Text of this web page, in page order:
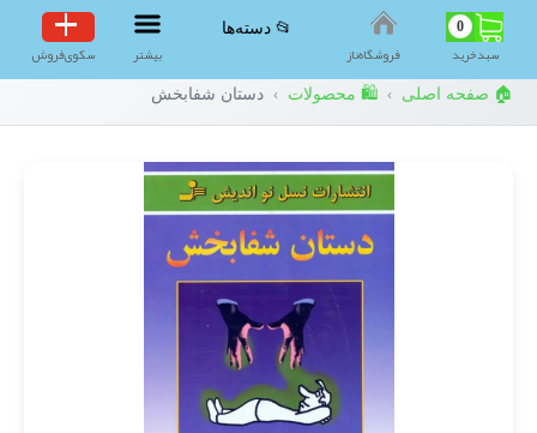
0
سبد‌خرید فروشگاه‌ناز
📂 دسته‌ها
بیشتر سکوی‌فروش
🏠 صفحه اصلی › 🛍️ محصولات › دستان شفابخش